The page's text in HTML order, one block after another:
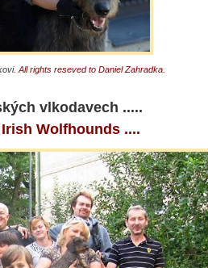
All rights reseved to Daniel Zahradka.
vlkodavech .....
Wolfhounds ....